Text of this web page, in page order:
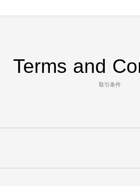
Terms and
取引条件